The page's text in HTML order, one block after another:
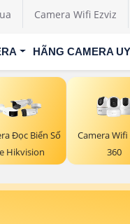
Camera Wifi Ezviz
HÃNG CAMERA
Đọc Biển Số
Hikvision
Camera
360